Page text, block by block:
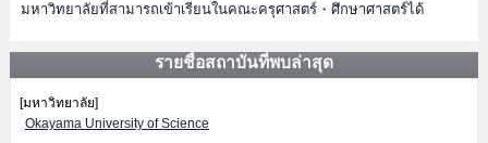
มหาวิทยาลัยที่สามารถเข้าเรียนในคณะครุศาสตร์・ศึกษาศาสตร์ได้
รายชื่อสถาบันที่พบล่าสุด
[มหาวิทยาลัย]
Okayama University of Science